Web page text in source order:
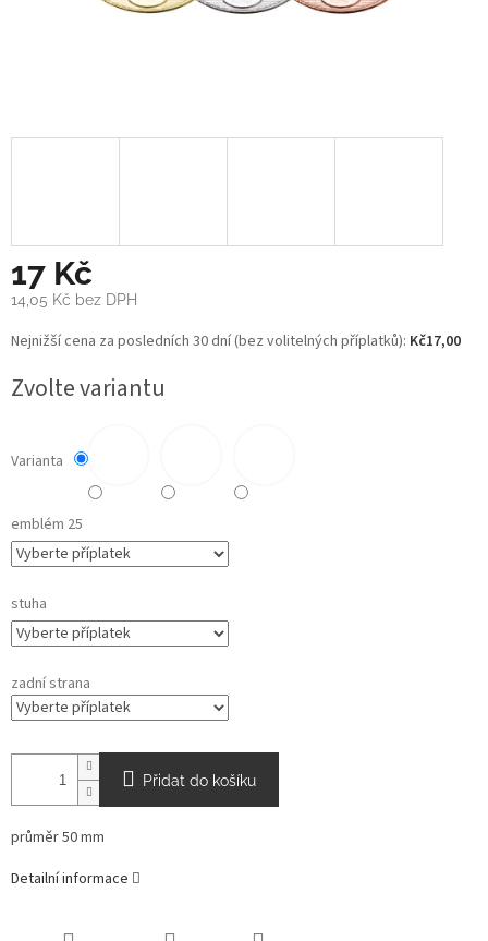
17 Kč
14,05 Kč bez DPH
Měrná
cena:
Nejnižší cena za posledních 30 dní (bez volitelných příplatků): Kč17,00
Zvolte variantu
Varianta
emblém 25
stuha
zadní strana
Přidat do košíku
průměr 50 mm
Detailní informace